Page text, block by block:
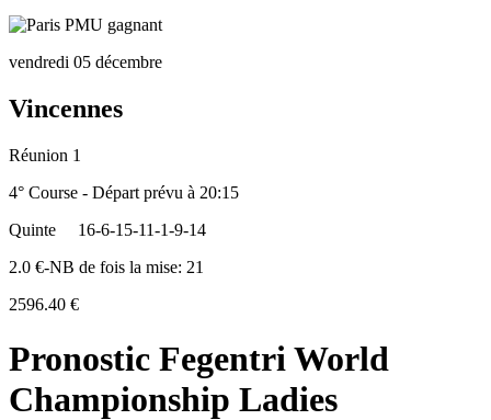
vendredi 05 décembre
Vincennes
Réunion 1
4° Course - Départ prévu à 20:15
Quinte
16-6-15-11-1-9-14
2.0 €-NB de fois la mise: 21
2596.40 €
Pronostic Fegentri World
Championship Ladies